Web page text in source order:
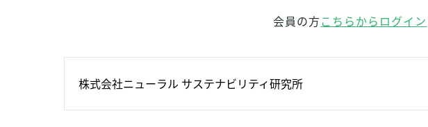
会員の方こちらからログイン
株式会社ニューラル サステナビリティ研究所